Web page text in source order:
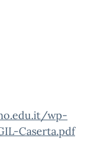
wp-
Caserta.pdf